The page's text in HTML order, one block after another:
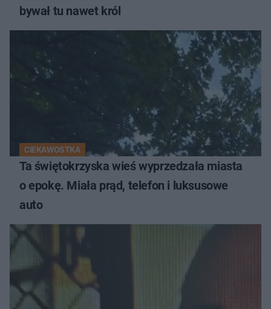
bywał tu nawet król
CIEKAWOSTKA
Ta świętokrzyska wieś wyprzedzała miasta
o epokę. Miała prąd, telefon i luksusowe
auto